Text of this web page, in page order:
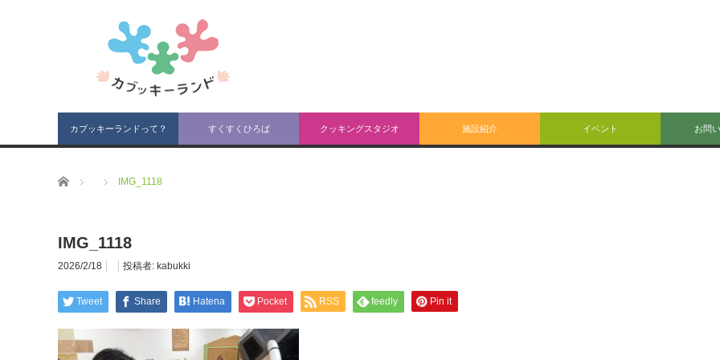
カブッキーランドって？ すくすくひろば クッキングスタジオ 施設紹介 イベント お問
ホーム IMG_1118
IMG_1118
2026/2/18 投稿者: kabukki
Tweet Share Hatena Pocket RSS feedly Pin it